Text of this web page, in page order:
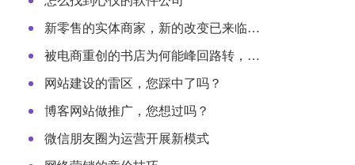
新零售的实体商家，新的改变已来临…
被电商重创的书店为何能峰回路转，…
网站建设的雷区，您踩中了吗？
博客网站做推广，您想过吗？
微信朋友圈为运营开展新模式